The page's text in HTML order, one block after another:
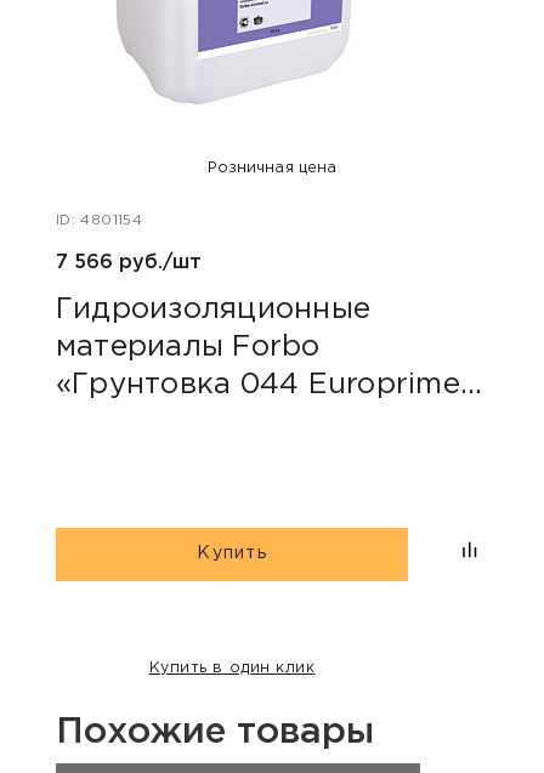
Розничная цена
ID: 4801154
7 566 руб./шт
Гидроизоляционные
материалы Forbo
«Грунтовка 044 Europrimer
Купить
Купить в один клик
Похожие товары